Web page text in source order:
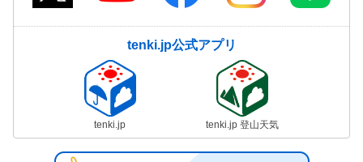
tenki.jp公式アプリ
tenki.jp tenki.jp 登山天気